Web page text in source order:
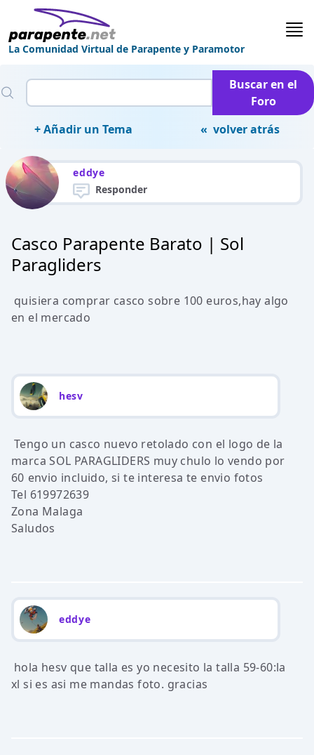
La Comunidad Virtual de Parapente y Paramotor
Buscar en el
Foro
+ Añadir un Tema
« volver atrás
eddye
Responder
Casco Parapente Barato | Sol
Paragliders
quisiera comprar casco sobre 100 euros,hay algo
en el mercado
hesv
Tengo un casco nuevo retolado con el logo de la
marca SOL PARAGLIDERS muy chulo lo vendo por
60 envio incluido, si te interesa te envio fotos
Tel 619972639
Zona Malaga
Saludos
eddye
hola hesv que talla es yo necesito la talla 59-60:la
xl si es asi me mandas foto. gracias